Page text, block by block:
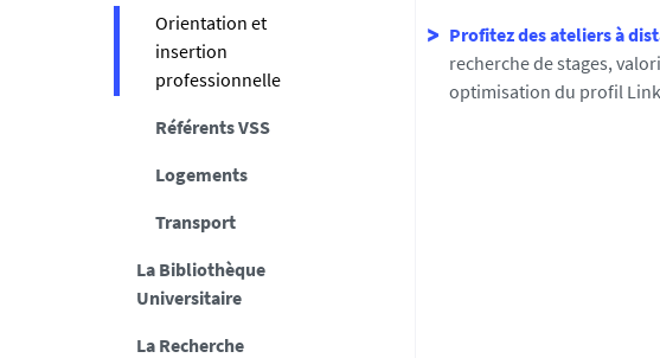
Orientation et
insertion
professionnelle
Référents VSS
Logements
Transport
La Bibliothèque
Universitaire
La Recherche
Profitez des ateliers à
recherche de stages,
optimisation du profil